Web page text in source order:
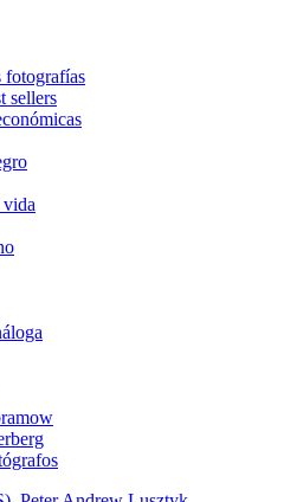
fotografías
sellers
vida